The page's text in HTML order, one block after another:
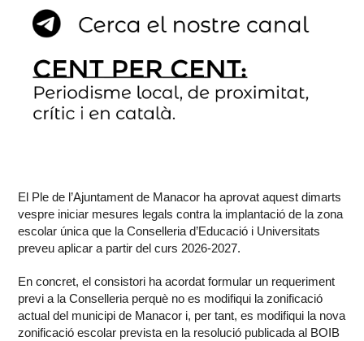
El Ple de l’Ajuntament de Manacor ha aprovat aquest dimarts
vespre iniciar mesures legals contra la implantació de la zona
escolar única que la Conselleria d’Educació i Universitats
preveu aplicar a partir del curs 2026-2027.
En concret, el consistori ha acordat formular un requeriment
previ a la Conselleria perquè no es modifiqui la zonificació
actual del municipi de Manacor i, per tant, es modifiqui la nova
zonificació escolar prevista en la resolució publicada al BOIB